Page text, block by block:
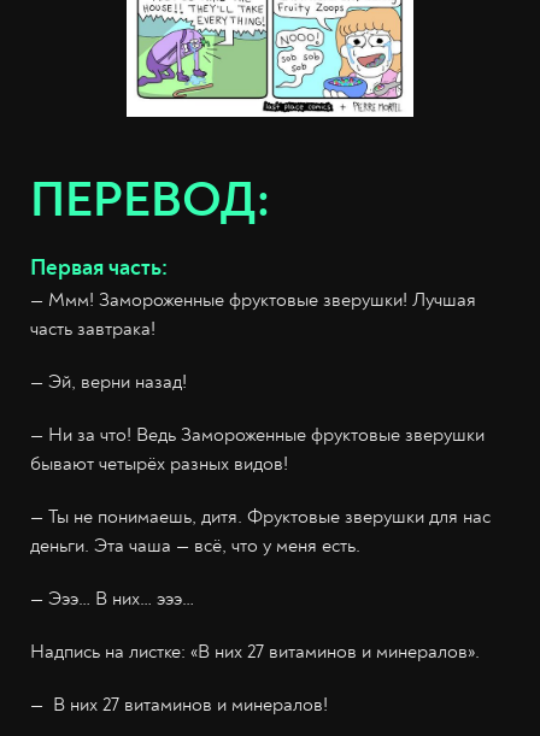
ПЕРЕВОД:
Первая часть:
— Ммм! Замороженные фруктовые зверушки! Лучшая
часть завтрака!
— Эй, верни назад!
— Ни за что! Ведь Замороженные фруктовые зверушки
бывают четырёх разных видов!
— Ты не понимаешь, дитя. Фруктовые зверушки для нас
деньги. Эта чаша — всё, что у меня есть.
— Эээ… В них… эээ…
Надпись на листке: «В них 27 витаминов и минералов».
— В них 27 витаминов и минералов!